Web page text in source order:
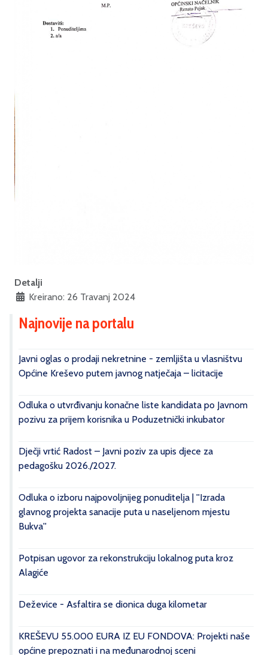
Detalji
Kreirano: 26 Travanj 2024
Najnovije na portalu
Javni oglas o prodaji nekretnine - zemljišta u vlasništvu
Općine Kreševo putem javnog natječaja – licitacije
Odluka o utvrđivanju konačne liste kandidata po Javnom
pozivu za prijem korisnika u Poduzetnički inkubator
Dječji vrtić Radost – Javni poziv za upis djece za
pedagošku 2026./2027.
Odluka o izboru najpovoljnijeg ponuditelja | ''Izrada
glavnog projekta sanacije puta u naseljenom mjestu
Bukva''
Potpisan ugovor za rekonstrukciju lokalnog puta kroz
Alagiće
Deževice - Asfaltira se dionica duga kilometar
KREŠEVU 55.000 EURA IZ EU FONDOVA: Projekti naše
općine prepoznati i na međunarodnoj sceni